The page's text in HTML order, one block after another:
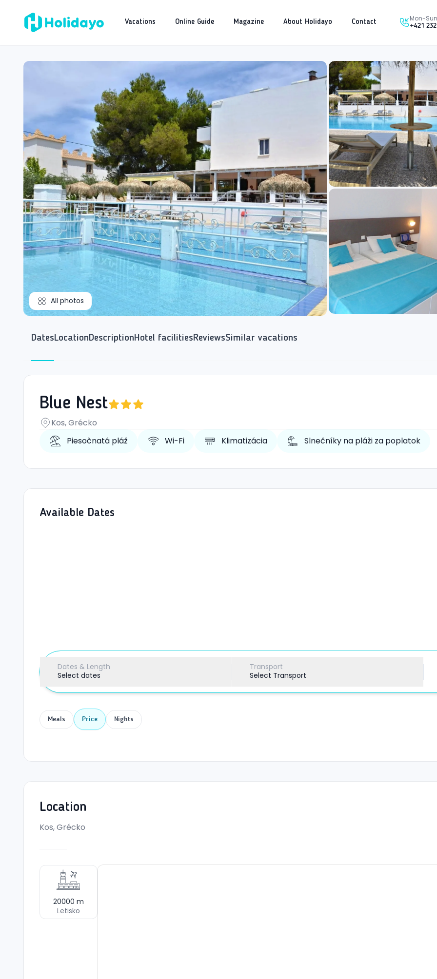
Vacations Online Guide Magazine About Holidayo Contact Mon-
+421
All photos
DatesLocationDescriptionHotel facilitiesReviewsSimilar vacations
Blue Nest
Kos, Grécko
Piesočnatá pláž
Wi-Fi Klimatizácia Slnečníky na pláži za poplatok
Available Dates
Dates & Length
Select dates
Transport
Select Transport
Meals Price Nights
Location
Kos, Grécko
20000 m
Letisko